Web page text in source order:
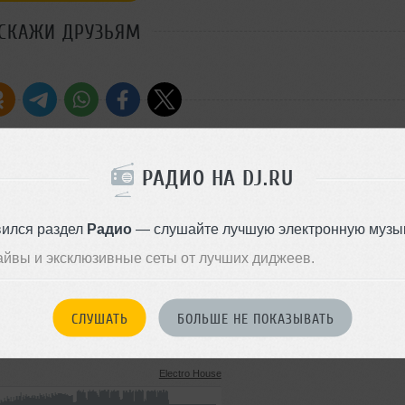
РАДИО НА DJ.RU
раздел Радио— слушайте лучшую электронную
и эксклюзивные сеты от лучших диджеев.
СЛУШАТЬ БОЛЬШЕ НЕ ПОКАЗЫВАТЬ
ДРУЗЬЯМ
Electro House
4.9 MB, 192 kbps MP3 261
16 октября 2014
Electro House
BPM: 40